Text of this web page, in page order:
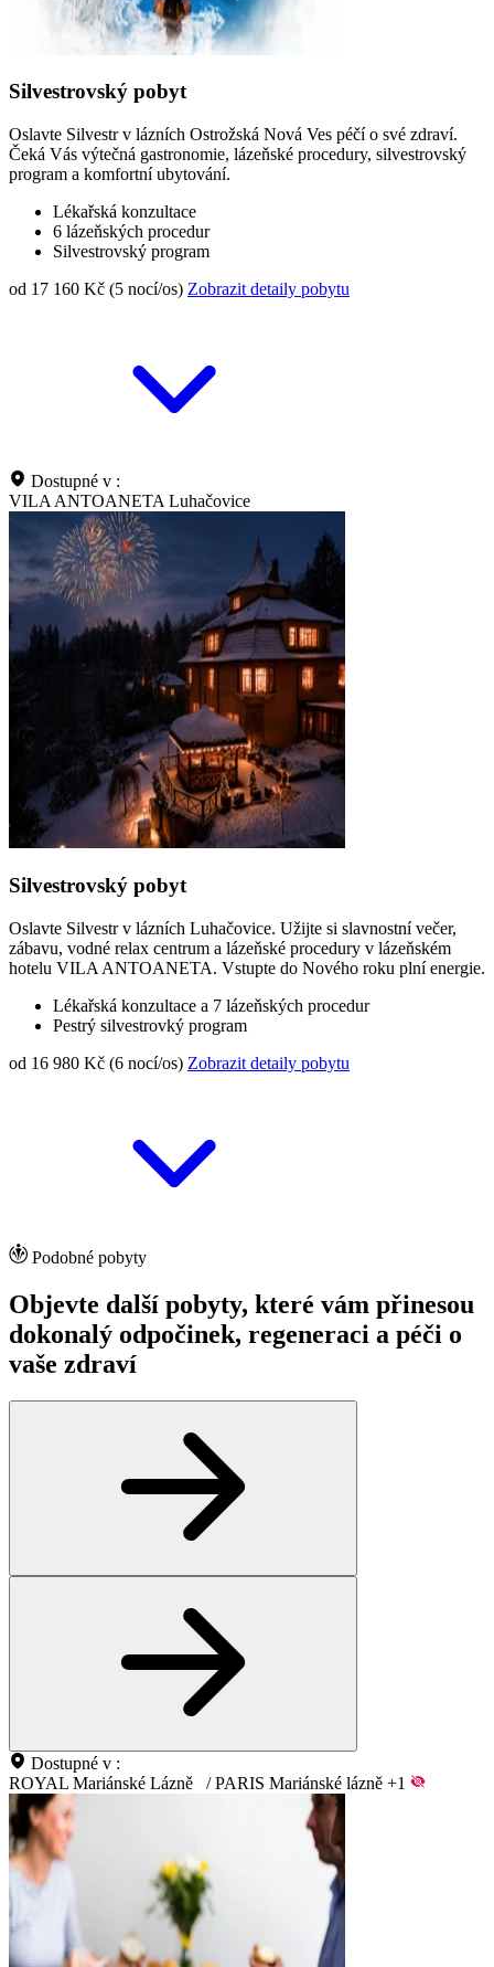
Silvestrovský pobyt
Oslavte Silvestr v lázních Ostrožská Nová Ves péčí o své zdraví.
Čeká Vás výtečná gastronomie, lázeňské procedury, silvestrovský
program a komfortní ubytování.
Lékařská konzultace
6 lázeňských procedur
Silvestrovský program
od 17 160 Kč (5 nocí/os) Zobrazit detaily pobytu
Dostupné v :
VILA ANTOANETA Luhačovice
Silvestrovský pobyt
Oslavte Silvestr v lázních Luhačovice. Užijte si slavnostní večer,
zábavu, vodné relax centrum a lázeňské procedury v lázeňském
hotelu VILA ANTOANETA. Vstupte do Nového roku plní energie.
Lékařská konzultace a 7 lázeňských procedur
Pestrý silvestrovký program
od 16 980 Kč (6 nocí/os) Zobrazit detaily pobytu
Podobné pobyty
Objevte další pobyty, které vám přinesou
dokonalý odpočinek, regeneraci a péči o
vaše zdraví
Dostupné v :
ROYAL Mariánské Lázně
/ PARIS Mariánské lázně +1